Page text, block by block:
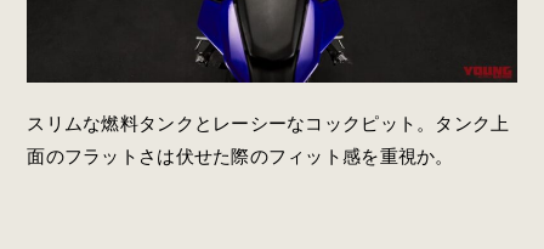
スリムな燃料タンクとレーシーなコックピット。タンク上
面のフラットさは伏せた際のフィット感を重視か。